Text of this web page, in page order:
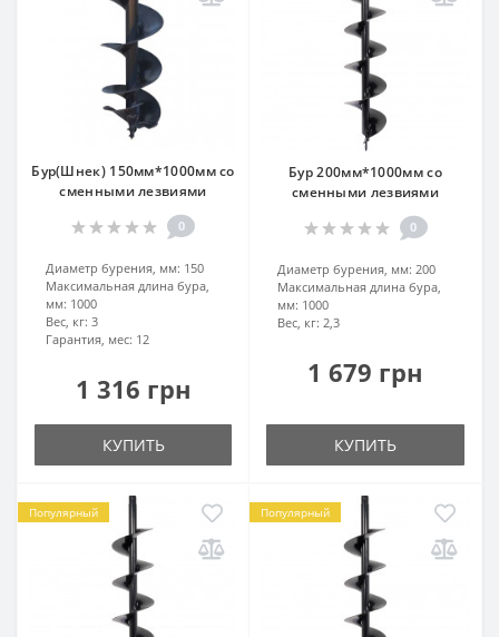
Бур(Шнек) 150мм*1000мм со
сменными лезвиями
0
Диаметр бурения, мм: 150
Максимальная длина бура,
мм: 1000
Вес, кг: 3
Гарантия, мес: 12
1 316 грн
КУПИТЬ
Бур 200мм*1000мм со
сменными лезвиями
0
Диаметр бурения, мм: 200
Максимальная длина бура,
мм: 1000
Вес, кг: 2,3
1 679 грн
КУПИТЬ
Популярный Популярный